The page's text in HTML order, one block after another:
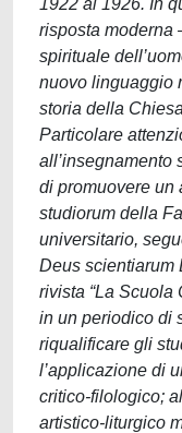
1922 al 1926. In
risposta moderna
spirituale
nuovo linguaggio
storia della
Particolare
all’insegnamento
di promuovere un
studiorum della
universitario,
Deus scientiarum
rivista “La Scuola
in un periodico di
riqualificare gli
l’applicazione di
critico-filologico;
artistico-liturgico